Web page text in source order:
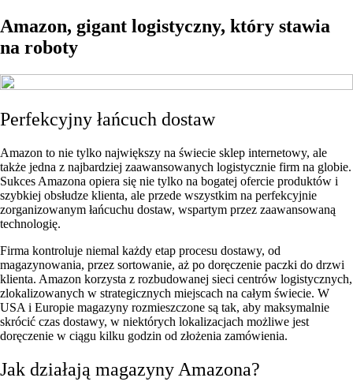
Amazon, gigant logistyczny, który stawia
na roboty
Perfekcyjny łańcuch dostaw
Amazon to nie tylko największy na świecie sklep internetowy, ale
także jedna z najbardziej zaawansowanych logistycznie firm na globie.
Sukces Amazona opiera się nie tylko na bogatej ofercie produktów i
szybkiej obsłudze klienta, ale przede wszystkim na perfekcyjnie
zorganizowanym łańcuchu dostaw, wspartym przez zaawansowaną
technologię.
Firma kontroluje niemal każdy etap procesu dostawy, od
magazynowania, przez sortowanie, aż po doręczenie paczki do drzwi
klienta. Amazon korzysta z rozbudowanej sieci centrów logistycznych,
zlokalizowanych w strategicznych miejscach na całym świecie. W
USA i Europie magazyny rozmieszczone są tak, aby maksymalnie
skrócić czas dostawy, w niektórych lokalizacjach możliwe jest
doręczenie w ciągu kilku godzin od złożenia zamówienia.
Jak działają magazyny Amazona?